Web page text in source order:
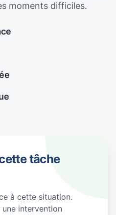
moments difficiles.
tâche
à cette situation.
intervention